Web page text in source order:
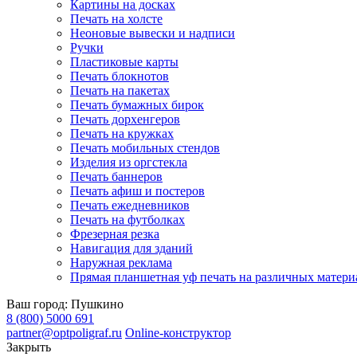
Картины на досках
Печать на холсте
Неоновые вывески и надписи
Ручки
Пластиковые карты
Печать блокнотов
Печать на пакетах
Печать бумажных бирок
Печать дорхенгеров
Печать на кружках
Печать мобильных стендов
Изделия из оргстекла
Печать баннеров
Печать афиш и постеров
Печать ежедневников
Печать на футболках
Фрезерная резка
Навигация для зданий
Наружная реклама
Прямая планшетная уф печать на различных
Ваш город: Пушкино
8 (800) 5000 691
partner@optpoligraf.ru Online-конструктор
Закрыть